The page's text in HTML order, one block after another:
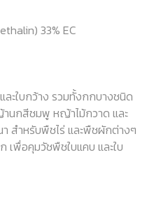
33% EC
ะใบกว้าง รวมทั้งกกบางชนิด
านกสีชมพู หญ้าไม้กวาด และ
สำหรับพืชไร่ และพืชผักต่างๆ
พื่อคุมวัชพืชใบแคบ และใบ